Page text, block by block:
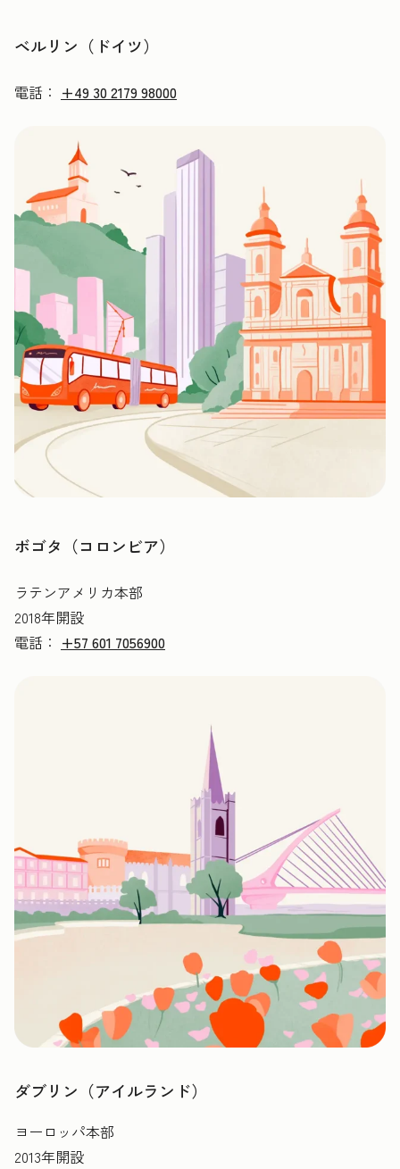
ベルリン（ドイツ）
電話： +49 30 2179 98000
ボゴタ（コロンビア）
ラテンアメリカ本部
2018年開設
電話： +57 601 7056900
ダブリン（アイルランド）
ヨーロッパ本部
2013年開設